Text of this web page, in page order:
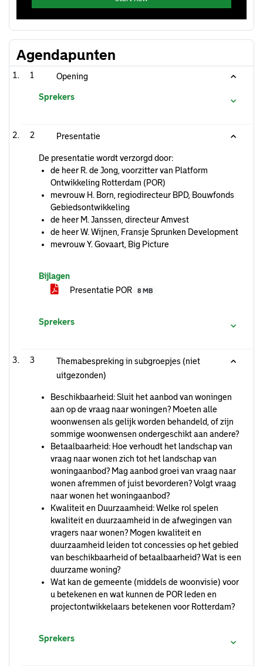
Agendapunten
1 Opening
Sprekers
2 Presentatie
De presentatie wordt verzorgd door:
de heer R. de Jong, voorzitter van Platform
Ontwikkeling Rotterdam (POR)
mevrouw H. Born, regiodirecteur BPD, Bouwfonds
Gebiedsontwikkeling
de heer M. Janssen, directeur Amvest
de heer W. Wijnen, Fransje Sprunken Development
mevrouw Y. Govaart, Big Picture
Bijlagen
Presentatie POR
8 MB
Sprekers
3
Themabespreking in subgroepjes (niet
uitgezonden)
Beschikbaarheid: Sluit het aanbod van woningen
aan op de vraag naar woningen? Moeten alle
woonwensen als gelijk worden behandeld, of zijn
sommige woonwensen ondergeschikt aan andere?
Betaalbaarheid: Hoe verhoudt het landschap van
vraag naar wonen zich tot het landschap van
woningaanbod? Mag aanbod groei van vraag naar
wonen afremmen of juist bevorderen? Volgt vraag
naar wonen het woningaanbod?
Kwaliteit en Duurzaamheid: Welke rol spelen
kwaliteit en duurzaamheid in de afwegingen van
vragers naar wonen? Mogen kwaliteit en
duurzaamheid leiden tot concessies op het gebied
van beschikbaarheid of betaalbaarheid? Wat is een
duurzame woning?
Wat kan de gemeente (middels de woonvisie) voor
u betekenen en wat kunnen de POR leden en
projectontwikkelaars betekenen voor Rotterdam?
Sprekers